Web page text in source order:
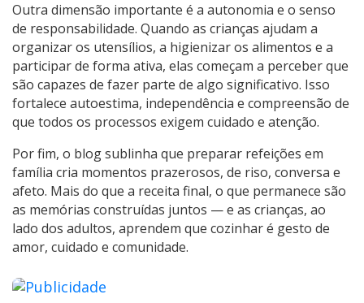
Outra dimensão importante é a autonomia e o senso
de responsabilidade. Quando as crianças ajudam a
organizar os utensílios, a higienizar os alimentos e a
participar de forma ativa, elas começam a perceber que
são capazes de fazer parte de algo significativo. Isso
fortalece autoestima, independência e compreensão de
que todos os processos exigem cuidado e atenção.
Por fim, o blog sublinha que preparar refeições em
família cria momentos prazerosos, de riso, conversa e
afeto. Mais do que a receita final, o que permanece são
as memórias construídas juntos — e as crianças, ao
lado dos adultos, aprendem que cozinhar é gesto de
amor, cuidado e comunidade.